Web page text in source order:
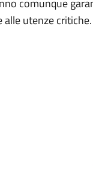
comunque
alle utenze critiche.